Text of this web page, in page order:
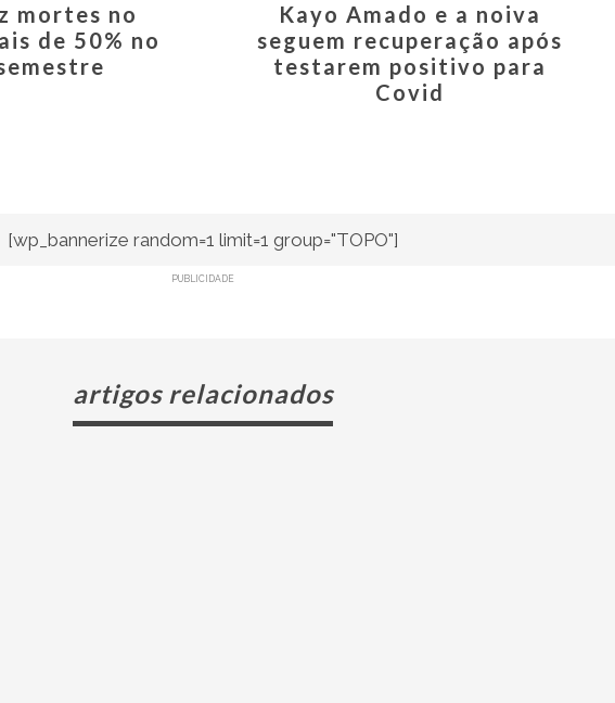
mortes no
de 50% no
Kayo Amado e a noiva
seguem recuperação após
testarem positivo para
Covid
[wp_bannerize random=1 limit=1 group="TOPO"]
PUBLICIDADE
artigos relacionados